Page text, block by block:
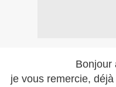
Bonjour
je vous remercie,